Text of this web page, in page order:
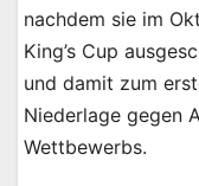
nachdem sie im
King’s Cup
und damit zum
Niederlage gegen
Wettbewerbs.